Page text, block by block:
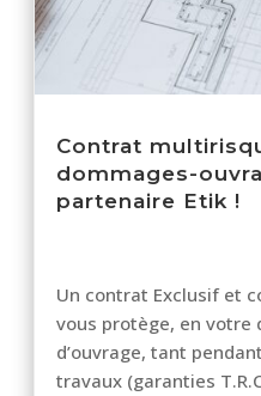
Contrat
dommages-
partenaire Etik !
Un contrat Exclusif et
vous protège, en votre
d’ouvrage, tant
travaux (garanties